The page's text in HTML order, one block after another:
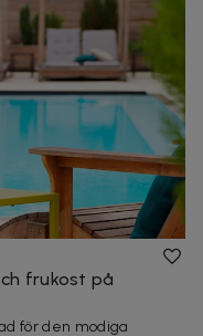
frukost på
för den modiga